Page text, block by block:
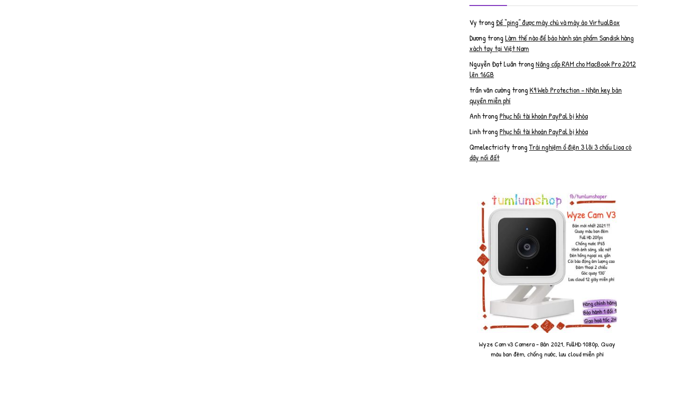
Vy trongĐể “ping” được máy chủ và máy ảo VirtualBox
Dương trongLàm thế nào để bảo hành sản phẩm Sandisk hàng
xách tay tại Việt Nam
Nguyễn Đạt Luân trongNâng cấp RAM cho MacBook Pro 2012
lên 16GB
trần văn cường trongK9 Web Protection – Nhận key bản
quyền miễn phí
AnhtrongPhục hồi tài khoản PayPal bị khóa
LinhtrongPhục hồi tài khoản PayPal bị khóa
Qmelectricity trongTrải nghiệm ổ điện 3 lõi 3 chấu Lioa có
dây nối đất
Wyze Cam v3 Camera - Bản 2021, FullHD 1080p, Quay
màu ban đêm, chống nước, lưu cloud miễn phí